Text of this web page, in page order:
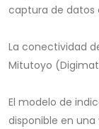
captura de datos
La conectividad
Mitutoyo
El modelo de
disponible en